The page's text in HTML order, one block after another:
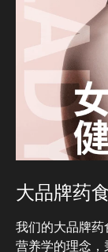
大品牌药
我们的大品牌
营养学的理念，